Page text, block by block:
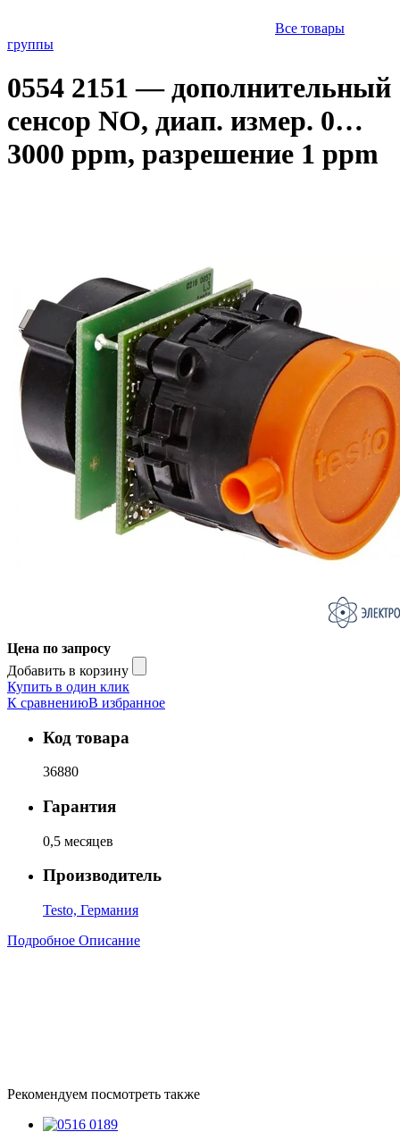
Все товары
группы
0554 2151 — дополнительный
сенсор NO, диап. измер. 0…
3000 ppm, разрешение 1 ppm
Цена по запросу
Добавить в корзину
Купить в один клик
К сравнениюВ избранное
Код товара
36880
Гарантия
0,5 месяцев
Производитель
Testo, Германия
Подробное Описание
Рекомендуем посмотреть также